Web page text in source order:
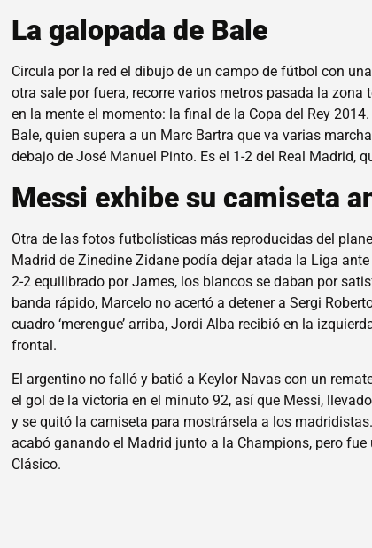
La galopada de Bale
Circula por la red el dibujo de un campo de fútbol con
otra sale por fuera, recorre varios metros pasada la
en la mente el momento: la final de la Copa del Rey
Bale, quien supera a un Marc Bartra que va varias
debajo de José Manuel Pinto. Es el 1-2 del Real Madrid,
Messi exhibe su camiseta
Otra de las fotos futbolísticas más reproducidas del
Madrid de Zinedine Zidane podía dejar atada la Liga
2-2 equilibrado por James, los blancos se daban por
banda rápido, Marcelo no acertó a detener a Sergi
cuadro ‘merengue’ arriba, Jordi Alba recibió en la
frontal.
El argentino no falló y batió a Keylor Navas con un
el gol de la victoria en el minuto 92, así que Messi,
y se quitó la camiseta para mostrársela a los
acabó ganando el Madrid junto a la Champions, pero
Clásico.